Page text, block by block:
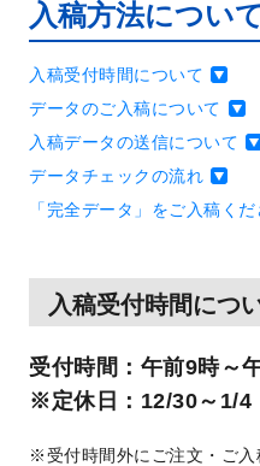
入稿方法について
入稿受付時間について
データのご入稿について
入稿データの送信について
データチェックの流れ
「完全データ」をご入稿く
入稿受付時間につ
受付時間：午前9時～
※定休日：12/30～1/4
受付時間外にご注文・ご